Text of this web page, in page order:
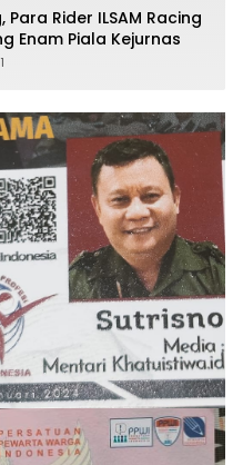
Rider ILSAM Racing
Enam Piala Kejurnas